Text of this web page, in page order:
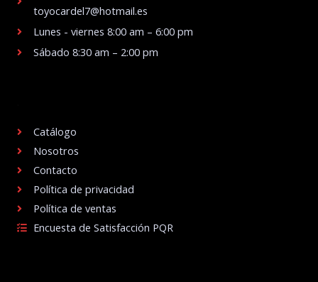
toyocardel7@hotmail.es
Lunes - viernes 8:00 am – 6:00 pm
Sábado 8:30 am – 2:00 pm
Catálogo
Nosotros
Contacto
Política de privacidad
Política de ventas
Encuesta de Satisfacción PQR